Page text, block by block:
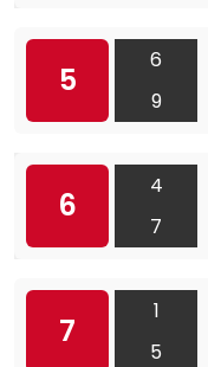
5
6
9
6
4
7
7
1
5